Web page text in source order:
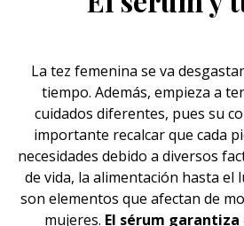
La tez femenina se va
tiempo. Además, empieza a
cuidados diferentes, pues su
importante recalcar que cada
necesidades debido a diversos
de vida, la alimentación hasta el
son elementos que afectan de
mujeres. El sérum garantiza